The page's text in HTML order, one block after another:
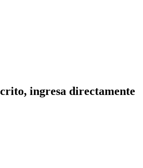
ingresa directamente